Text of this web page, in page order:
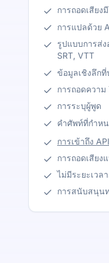
การถอดเสียง
การแปลด้วย
รูปแบบการส่ง
SRT, VTT
ข้อมูลเชิงลึกที่
การถอดความ
การระบุผู้พูด
คำศัพท์ที่กำหน
การเข้าถึง API
การถอดเสียง
ไม่มีระยะเวล
การสนับสนุน